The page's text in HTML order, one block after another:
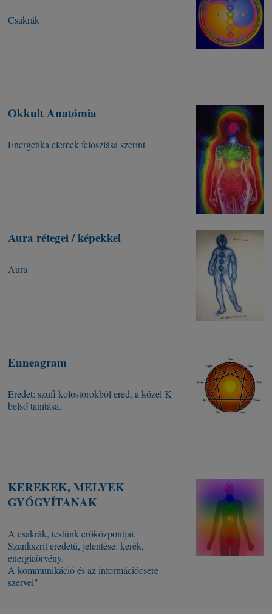
Csakrák
Okkult Anatómia
Energetika elemek feloszlása szerint
Aura rétegei / képekkel
Aura
Enneagram
Eredet: szufi kolostorokból ered, a közel K
belső tanítása.
KEREKEK, MELYEK
GYÓGYÍTANAK
A csakrák, testünk erőközpontjai.
Szankszrit eredetű, jelentése: kerék,
energiaörvény.
A kommunikáció és az információcsere
szervei"